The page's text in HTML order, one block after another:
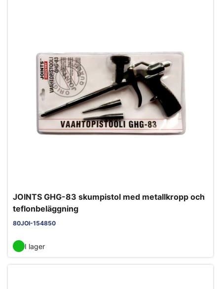
JOINTS GHG-83 skumpistol med metallkropp och
teflonbeläggning
80JOI-154850
I lager